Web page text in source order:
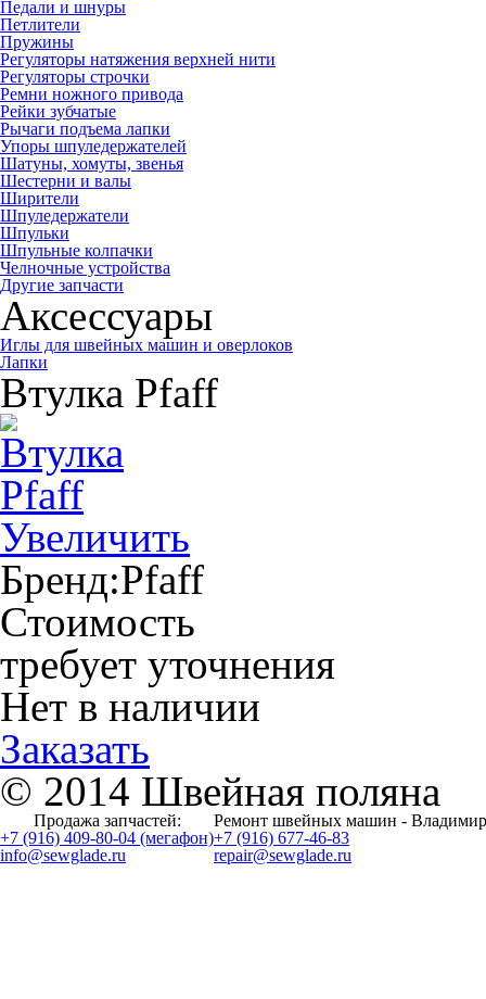
Педали и шнуры
Петлители
Пружины
Регуляторы натяжения верхней нити
Регуляторы строчки
Ремни ножного привода
Рейки зубчатые
Рычаги подъема лапки
Упоры шпуледержателей
Шатуны, хомуты, звенья
Шестерни и валы
Ширители
Шпуледержатели
Шпульки
Шпульные колпачки
Челночные устройства
Другие запчасти
Аксессуары
Иглы для швейных машин и оверлоков
Лапки
Втулка Pfaff
Увеличить
Бренд:Pfaff
Стоимость
требует уточнения
Нет в наличии
Заказать
© 2014 Швейная поляна
Продажа запчастей:
Ремонт швейных машин -
+7 (916) 409-80-04 (мегафон)
info@sewglade.ru
+7 (916) 677-46-83
repair@sewglade.ru